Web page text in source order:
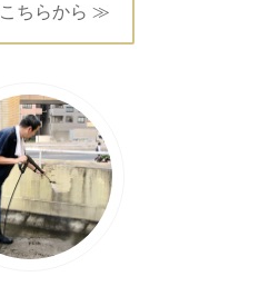
ちらから ≫